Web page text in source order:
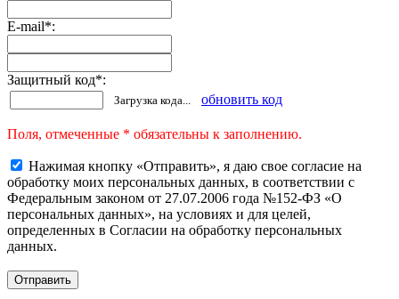
E-mail*:
Защитный код*:
Загрузка кода... обновить код
Поля, отмеченные * обязательны к заполнению.
Нажимая кнопку «Отправить», я даю свое согласие на
обработку моих персональных данных, в соответствии с
Федеральным законом от 27.07.2006 года №152-ФЗ «О
персональных данных», на условиях и для целей,
определенных в Согласии на обработку персональных
данных.